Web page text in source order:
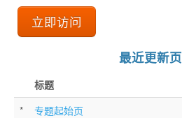
立即访问
最近更新
标题
*
专题起始页